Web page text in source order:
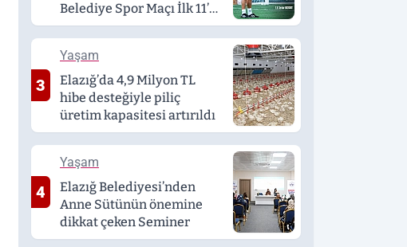
Belediye Spor Maçı İlk 11’i
belli oldu
3
Yaşam
Elazığ’da 4,9 Milyon TL
hibe desteğiyle piliç
üretim kapasitesi artırıldı
4
Yaşam
Elazığ Belediyesi’nden
Anne Sütünün önemine
dikkat çeken Seminer